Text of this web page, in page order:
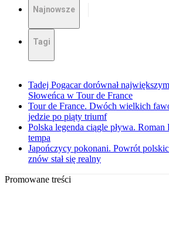
Najnowsze
Tagi
Tadej Pogacar dorównał
Słoweńca w Tour de France
Tour de France. Dwóch wielkich
jedzie po piąty triumf
Polska legenda ciągle pływa. Roman
tempa
Japończycy pokonani. Powrót
znów stał się realny
Promowane treści